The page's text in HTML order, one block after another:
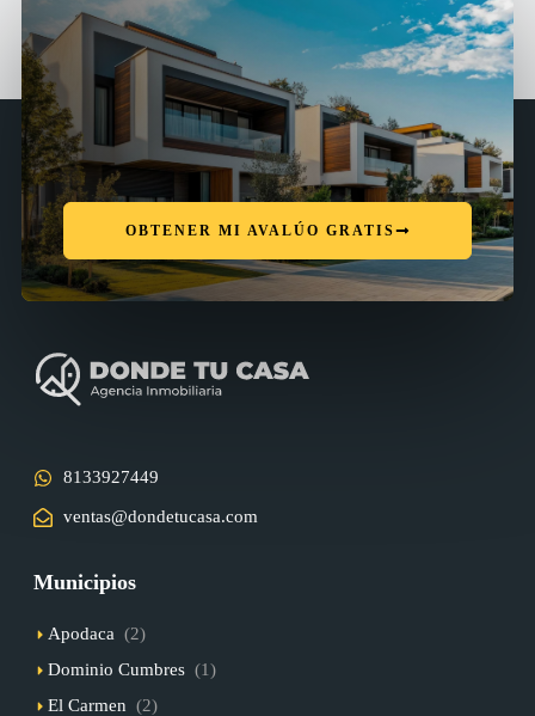
OBTENER MI AVALÚO GRATIS
8133927449
ventas@dondetucasa.com
Municipios
Apodaca (2)
Dominio Cumbres (1)
El Carmen (2)